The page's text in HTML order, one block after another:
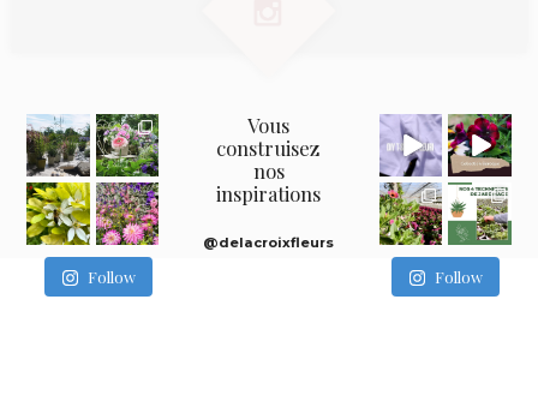
Follow
Vous
construisez
nos
inspirations
@delacroixfleurs
Follow